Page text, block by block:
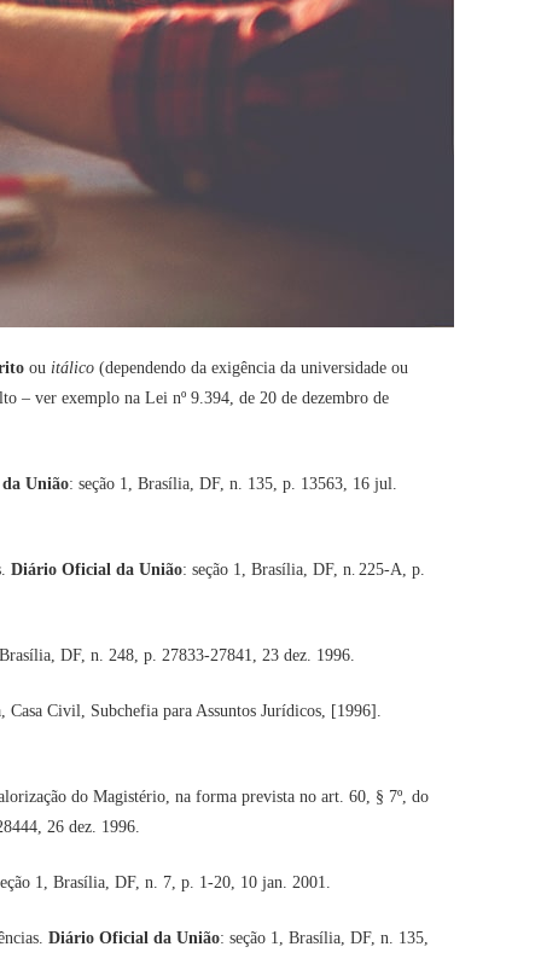
ou itálico (dependendo da exigência da universidade ou
– ver exemplo na Lei nº 9.394, de 20 de dezembro de
União: seção 1, Brasília, DF, n. 135, p. 13563, 16 jul.
Diário Oficial da União: seção 1, Brasília, DF, n. 225-A, p.
DF, n. 248, p. 27833-27841, 23 dez. 1996.
Casa Civil, Subchefia para Assuntos Jurídicos, [1996].
do Magistério, na forma prevista no art. 60, § 7º, do
26 dez. 1996.
1, Brasília, DF, n. 7, p. 1-20, 10 jan. 2001.
Diário Oficial da União: seção 1, Brasília, DF, n. 135,